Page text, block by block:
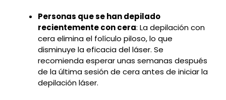
Personas que se han depilado
recientemente con cera: La depilación con
cera elimina el folículo piloso, lo que
disminuye la eficacia del láser. Se
recomienda esperar unas semanas después
de la última sesión de cera antes de iniciar la
depilación láser.